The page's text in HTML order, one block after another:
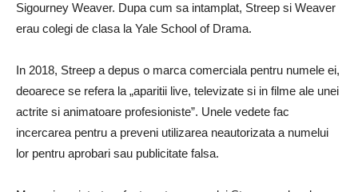
Sigourney Weaver. Dupa cum sa intamplat, Streep si Weaver
erau colegi de clasa la Yale School of Drama.
In 2018, Streep a depus o marca comerciala pentru numele ei,
deoarece se refera la „aparitii live, televizate si in filme ale unei
actrite si animatoare profesioniste”. Unele vedete fac
incercarea pentru a preveni utilizarea neautorizata a numelui
lor pentru aprobari sau publicitate falsa.